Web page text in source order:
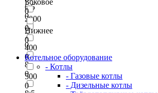
6,5
0
7
0
8
0
2000
0
400
0
500
0
0
Нижнее
0
Котельное оборудование
- Котлы
- Газовые котлы
- Дизельные котлы